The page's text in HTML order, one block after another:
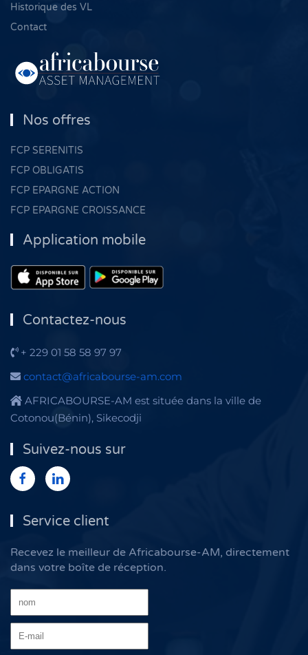
Historique des VL
Contact
Nos offres
FCP SERENITIS
FCP OBLIGATIS
FCP EPARGNE ACTION
FCP EPARGNE CROISSANCE
Application mobile
Contactez-nous
+ 229 01 58 58 97 97
contact@africabourse-am.com
AFRICABOURSE-AM est située dans la ville de
Cotonou(Bénin), Sikecodji
Suivez-nous sur
Service client
Recevez le meilleur de Africabourse-AM, directement
dans votre boîte de réception.